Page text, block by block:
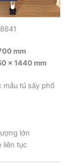
mm
x 1440 mm
mẫu tủ sấy phổ
lớn
liên tục